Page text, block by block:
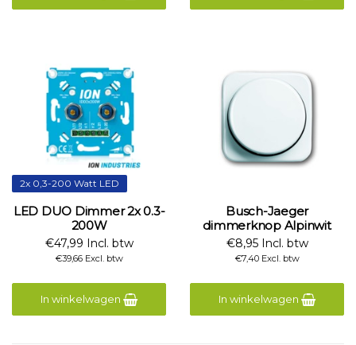
2x 0,3-200 Watt LED
LED DUO Dimmer 2x 0.3-
200W
€47,99 Incl. btw
€39,66 Excl. btw
In winkelwagen
Busch-Jaeger
dimmerknop Alpinwit
€8,95 Incl. btw
€7,40 Excl. btw
In winkelwagen